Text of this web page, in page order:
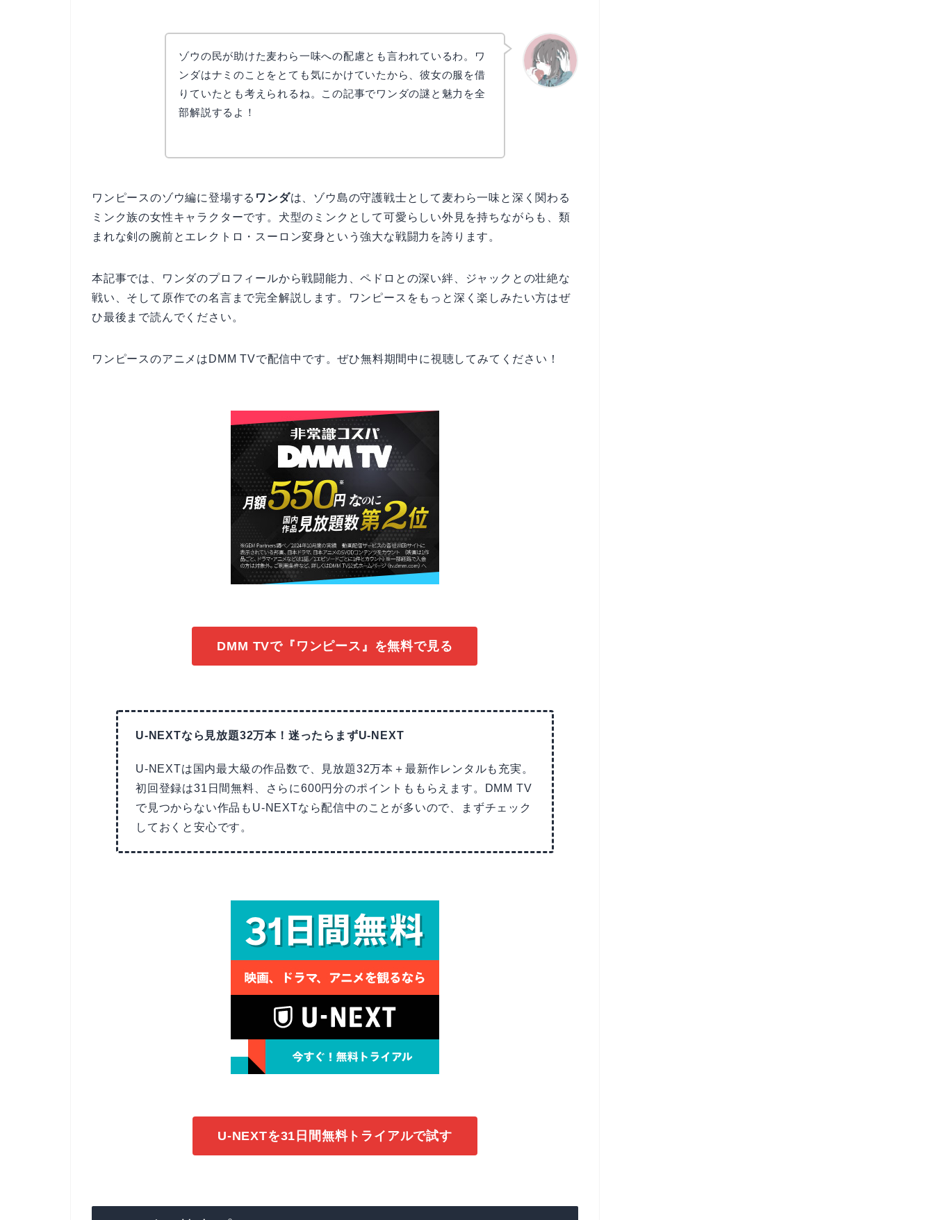
ゾウの民が助けた麦わら一味への配慮とも言われているわ。ワ
ンダはナミのことをとても気にかけていたから、彼女の服を借
りていたとも考えられるね。この記事でワンダの謎と魅力を全
部解説するよ！
ワンピースのゾウ編に登場する ワンダは、ゾウ島の守護戦士として麦わら一味と深く関わる
ミンク族の女性キャラクターです。犬型のミンクとして可愛らしい外見を持ちながらも、類
まれな剣の腕前とエレクトロ・スーロン変身という強大な戦闘力を誇ります。
本記事では、ワンダのプロフィールから戦闘能力、ペドロとの深い絆、ジャックとの壮絶な
戦い、そして原作での名言まで完全解説します。ワンピースをもっと深く楽しみたい方はぜ
ひ最後まで読んでください。
ワンピースのアニメはDMM TVで配信中です。ぜひ無料期間中に視聴してみてください！
DMM TVで『ワンピース』を無料で見る
U-NEXTなら見放題32万本！迷ったらまずU-NEXT
U-NEXTは国内最大級の作品数で、見放題32万本＋最新作レンタルも充実。
初回登録は31日間無料、さらに600円分のポイントももらえます。DMM TV
で見つからない作品もU-NEXTなら配信中のことが多いので、まずチェック
しておくと安心です。
U-NEXTを31日間無料トライアルで試す